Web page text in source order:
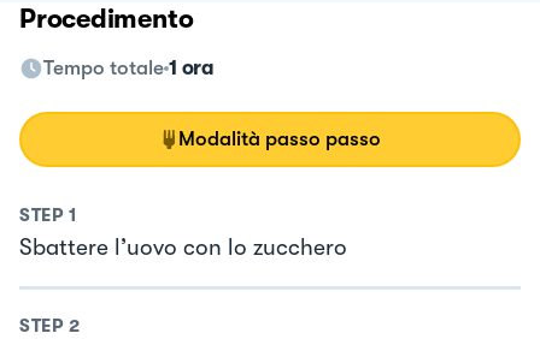
Procedimento
Tempo totale 1 ora
Modalità passo passo
STEP 1
Sbattere l’uovo con lo zucchero
STEP 2